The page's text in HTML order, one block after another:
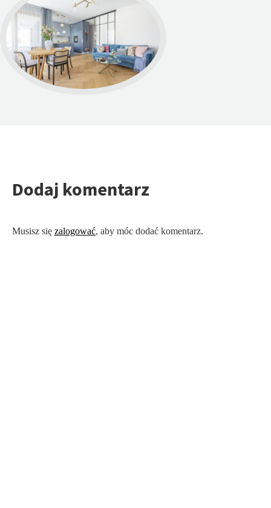
Dodaj komentarz
Musisz się zalogować, aby móc dodać komentarz.